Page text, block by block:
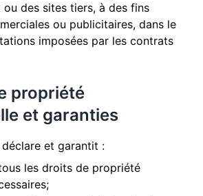
ou des sites tiers, à des fins
ou publicitaires, dans le
imposées par les contrats
propriété
et garanties
et garantit :
les droits de propriété